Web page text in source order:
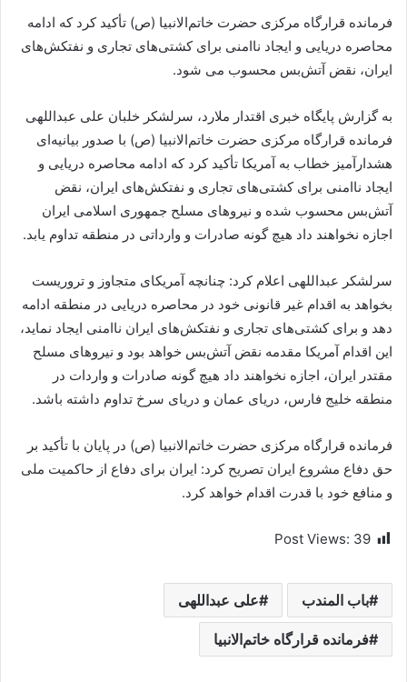
فرمانده قرارگاه مرکزی حضرت خاتم‌الانبیا (ص) تأکید کرد که ادامه
محاصره دریایی و ایجاد ناامنی برای کشتی‌های تجاری و نفتکش‌های
ایران، نقض آتش‌بس محسوب می شود.
به گزارش پایگاه خبری اقتدار ملارد، سرلشکر خلبان علی عبداللهی
فرمانده قرارگاه مرکزی حضرت خاتم‌الانبیا (ص) با صدور بیانیه‌ای
هشدارآمیز خطاب به آمریکا تأکید کرد که ادامه محاصره دریایی و
ایجاد ناامنی برای کشتی‌های تجاری و نفتکش‌های ایران، نقض
آتش‌بس محسوب شده و نیروهای مسلح جمهوری اسلامی ایران
اجازه نخواهند داد هیچ گونه صادرات و وارداتی در منطقه تداوم یابد.
سرلشکر عبداللهی اعلام کرد: چنانچه آمریکای متجاوز و تروریست
بخواهد به اقدام غیر قانونی خود در محاصره دریایی در منطقه ادامه
دهد و برای کشتی‌های تجاری و نفتکش‌های ایران ناامنی ایجاد نماید،
این اقدام آمریکا مقدمه نقض آتش‌بس خواهد بود و نیروهای مسلح
مقتدر ایران، اجازه نخواهند داد هیچ گونه صادرات و واردات در
منطقه خلیج فارس، دریای عمان و دریای سرخ تداوم داشته باشد.
فرمانده قرارگاه مرکزی حضرت خاتم‌الانبیا (ص) در پایان با تأکید بر
حق دفاع مشروع ایران تصریح کرد: ایران برای دفاع از حاکمیت ملی
و منافع خود با قدرت اقدام خواهد کرد.
Post Views: 39
باب المندب علی عبداللهی
فرمانده قرارگاه خاتم‌الانبیا